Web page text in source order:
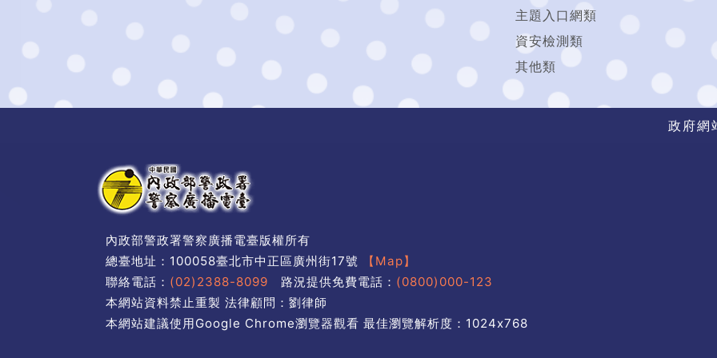
主題入口網類
資安檢測類
其他類
政府網
內政部警政署警察廣播電臺版權所有
總臺地址：100058臺北市中正區廣州街17號
【Map】
聯絡電話： (02)2388-8099 路況提供免費電話： (0800)000-123
本網站資料禁止重製 法律顧問：劉律師
本網站建議使用Google Chrome瀏覽器觀看 最佳瀏覽解析度：1024x768